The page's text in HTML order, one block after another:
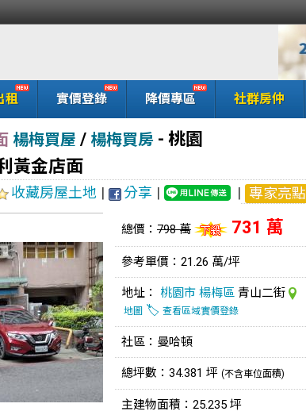
租 實價登錄 降價專區 社群房仲
楊梅買屋 / 楊梅買房 - 桃園
黃金店面
收藏房屋土地 | 分享 | | 專家亮點
總價： 798 萬 731 萬
參考單價：21.26 萬/坪
地址： 桃園市 楊梅區 青山二街
地圖 🏷️ 查看區域實價登錄
社區：曼哈頓
總坪數：34.381 坪 (不含車位面積)
主建物面積：25.235 坪